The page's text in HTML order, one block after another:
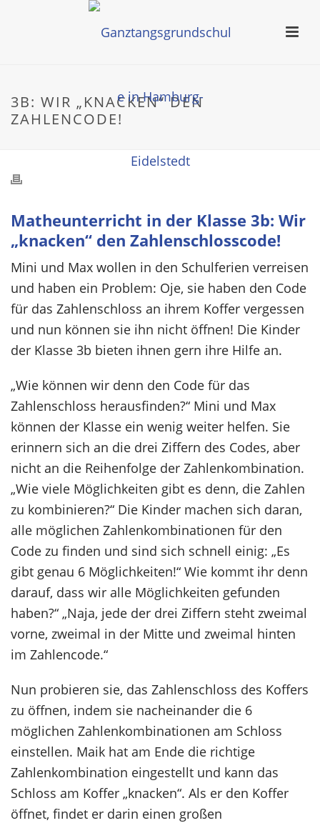
3B: WIR „KNACKEN“ DEN
ZAHLENCODE!
Matheunterricht in der Klasse 3b: Wir
„knacken“ den Zahlenschlosscode!
Mini und Max wollen in den Schulferien verreisen
und haben ein Problem: Oje, sie haben den Code
für das Zahlenschloss an ihrem Koffer vergessen
und nun können sie ihn nicht öffnen! Die Kinder
der Klasse 3b bieten ihnen gern ihre Hilfe an.
„Wie können wir denn den Code für das
Zahlenschloss herausfinden?“ Mini und Max
können der Klasse ein wenig weiter helfen. Sie
erinnern sich an die drei Ziffern des Codes, aber
nicht an die Reihenfolge der Zahlenkombination.
„Wie viele Möglichkeiten gibt es denn, die Zahlen
zu kombinieren?“ Die Kinder machen sich daran,
alle möglichen Zahlenkombinationen für den
Code zu finden und sind sich schnell einig: „Es
gibt genau 6 Möglichkeiten!“ Wie kommt ihr denn
darauf, dass wir alle Möglichkeiten gefunden
haben?“ „Naja, jede der drei Ziffern steht zweimal
vorne, zweimal in der Mitte und zweimal hinten
im Zahlencode.“
Nun probieren sie, das Zahlenschloss des Koffers
zu öffnen, indem sie nacheinander die 6
möglichen Zahlenkombinationen am Schloss
einstellen. Maik hat am Ende die richtige
Zahlenkombination eingestellt und kann das
Schloss am Koffer „knacken“. Als er den Koffer
öffnet, findet er darin einen großen